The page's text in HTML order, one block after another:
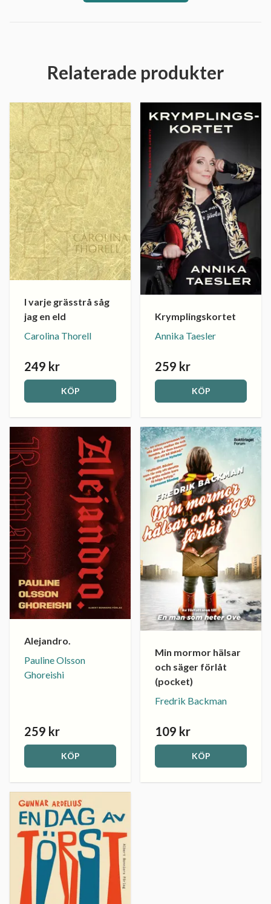
Relaterade produkter
I varje grässtrå såg
jag en eld
Carolina Thorell
249 kr
KÖP
Krymplingskortet
Annika Taesler
259 kr
KÖP
Alejandro.
Pauline Olsson
Ghoreishi
259 kr
KÖP
Min mormor hälsar
och säger förlåt
(pocket)
Fredrik Backman
109 kr
KÖP